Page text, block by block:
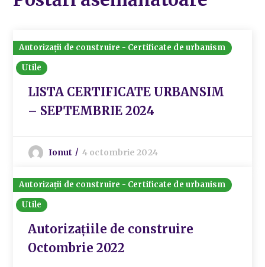
Autorizații de construire - Certificate de urbanism
Utile
LISTA CERTIFICATE URBANSIM
– SEPTEMBRIE 2024
Ionut 4 octombrie 2024
Autorizații de construire - Certificate de urbanism
Utile
Autorizațiile de construire
Octombrie 2022